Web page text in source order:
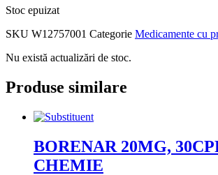
Stoc epuizat
SKU W12757001 Categorie Medicamente cu
Nu există actualizări de stoc.
Produse similare
BORENAR 20MG,
CHEMIE